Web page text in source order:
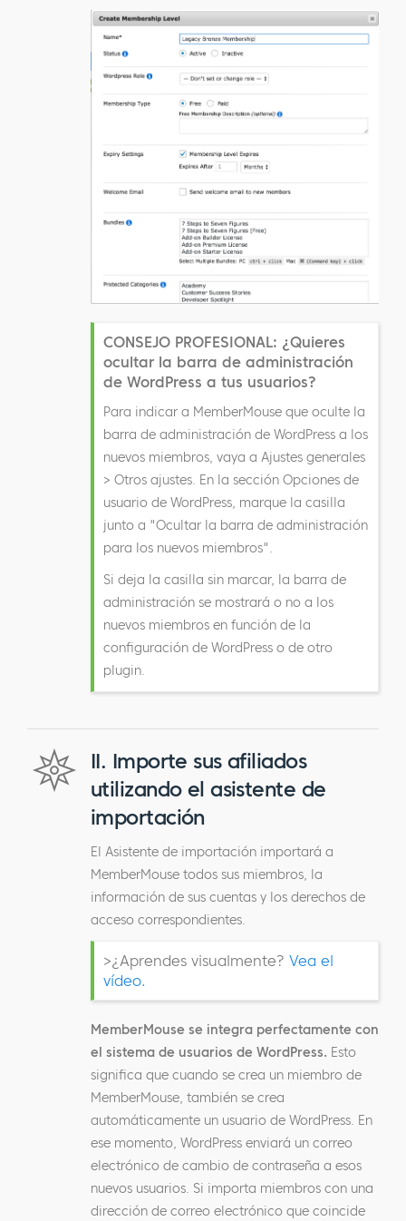
CONSEJO PROFESIONAL: ¿Quieres
ocultar la barra de administración
de WordPress a tus usuarios?
Para indicar a MemberMouse que oculte la
barra de administración de WordPress a los
nuevos miembros, vaya a Ajustes generales
> Otros ajustes. En la sección Opciones de
usuario de WordPress, marque la casilla
junto a "Ocultar la barra de administración
para los nuevos miembros".
Si deja la casilla sin marcar, la barra de
administración se mostrará o no a los
nuevos miembros en función de la
configuración de WordPress o de otro
plugin.
II. Importe sus afiliados
utilizando el asistente de
importación
El Asistente de importación importará a
MemberMouse todos sus miembros, la
información de sus cuentas y los derechos de
acceso correspondientes.
>¿Aprendes visualmente? Vea el
vídeo.
MemberMouse se integra perfectamente con
el sistema de usuarios de WordPress. Esto
significa que cuando se crea un miembro de
MemberMouse, también se crea
automáticamente un usuario de WordPress. En
ese momento, WordPress enviará un correo
electrónico de cambio de contraseña a esos
nuevos usuarios. Si importa miembros con una
dirección de correo electrónico que coincide